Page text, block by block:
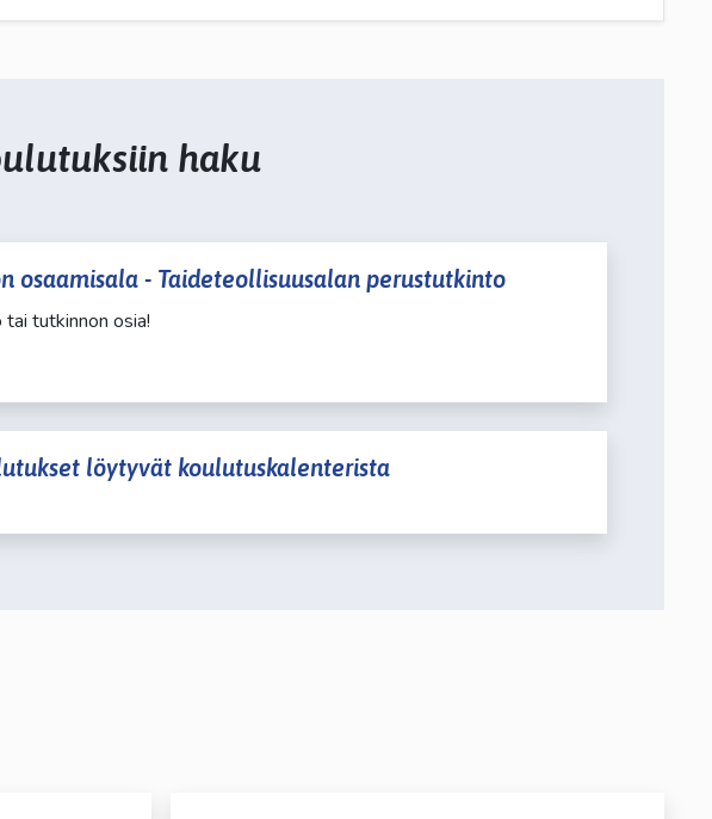
haku
osaamisala - Taideteollisuusalan perustutkinto
tutkinnon osia!
löytyvät koulutuskalenterista